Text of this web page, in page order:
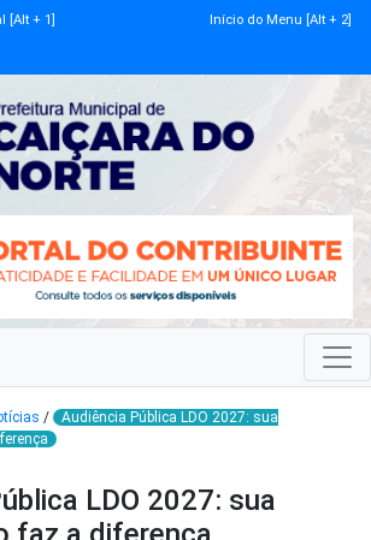
[Alt + 1] Início do Menu [Alt + 2]
/
Audiência Pública LDO 2027: sua
LDO 2027: sua